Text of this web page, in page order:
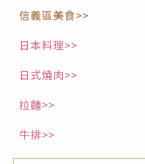
信義區美食>>
日本料理>>
日式燒肉>>
拉麵>>
牛排>>